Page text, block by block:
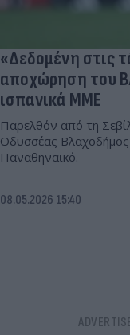
«Δεδομένη στις
αποχώρηση του
ισπανικά ΜΜΕ
Παρελθόν από τη
Οδυσσέας Βλαχοδήμος
Παναθηναϊκό.
08.05.2026 15:40